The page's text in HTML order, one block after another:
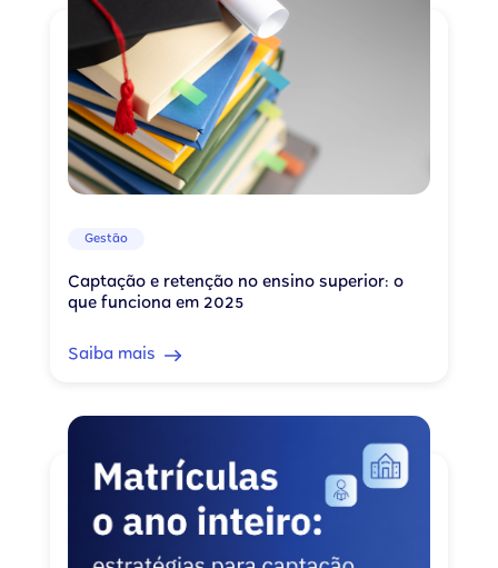
Gestão
Captação e retenção no ensino superior: o
que funciona em 2025
Saiba mais